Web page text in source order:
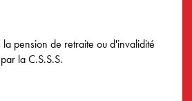
pension de retraite ou d'invalidité
la C.S.S.S.